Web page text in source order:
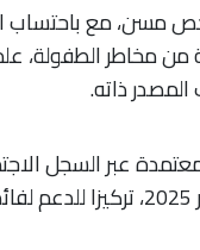
1,7 مليون شخص مسن،
مخاطر الطفولة،
ذاته.
عبر السجل